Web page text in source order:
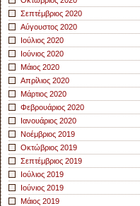
Σεπτέμβριος 2020
Αύγουστος 2020
Ιούλιος 2020
Ιούνιος 2020
Μάιος 2020
Απρίλιος 2020
Μάρτιος 2020
Φεβρουάριος 2020
Ιανουάριος 2020
Νοέμβριος 2019
Οκτώβριος 2019
Σεπτέμβριος 2019
Ιούλιος 2019
Ιούνιος 2019
Μάιος 2019